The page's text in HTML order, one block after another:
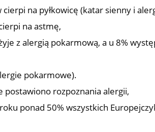
na pyłkowicę (katar sienny i
na astmę,
z alergią pokarmową, a u 8%
pokarmowe).
postawiono rozpoznania alergii,
ponad 50% wszystkich